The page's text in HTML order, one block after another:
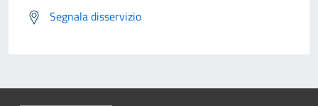
Segnala disservizio